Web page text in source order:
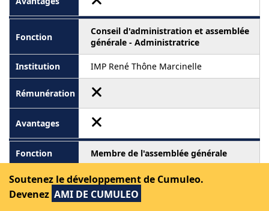
Conseil d'administration et assemblée
générale - Administratrice
IMP René Thône Marcinelle
Membre de l'assemblée générale
IPFH
Soutenez le développement de Cumuleo.
Devenez AMI DE CUMULEO